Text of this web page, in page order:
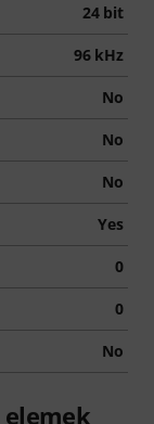
24 bit
96 kHz
No
No
No
Yes
0
0
No
elemek